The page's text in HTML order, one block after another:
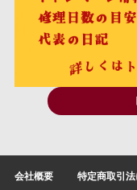
会社概要 特定商取引